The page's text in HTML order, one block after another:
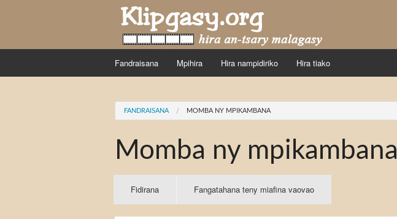
Fandraisana Mpihira Hira nampidiriko Hira tiako
You are here
FANDRAISANA MOMBA NY MPIKAMBANA
Momba ny mpikambana
Primary tabs
Fidirana Fangatahana teny miafina vaovao